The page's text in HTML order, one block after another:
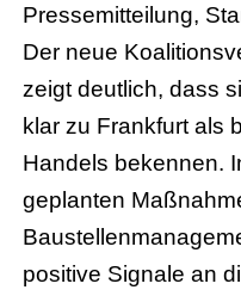
Pressemitteilung,
Der neue
zeigt deutlich, dass
klar zu Frankfurt als
Handels bekennen.
geplanten
positive Signale an